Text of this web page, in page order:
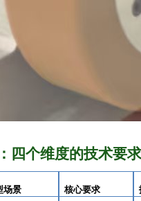
四个维度的技术要求
场景 核心要求